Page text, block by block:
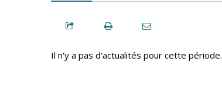
Il n'y a pas d'actualités pour cette période.